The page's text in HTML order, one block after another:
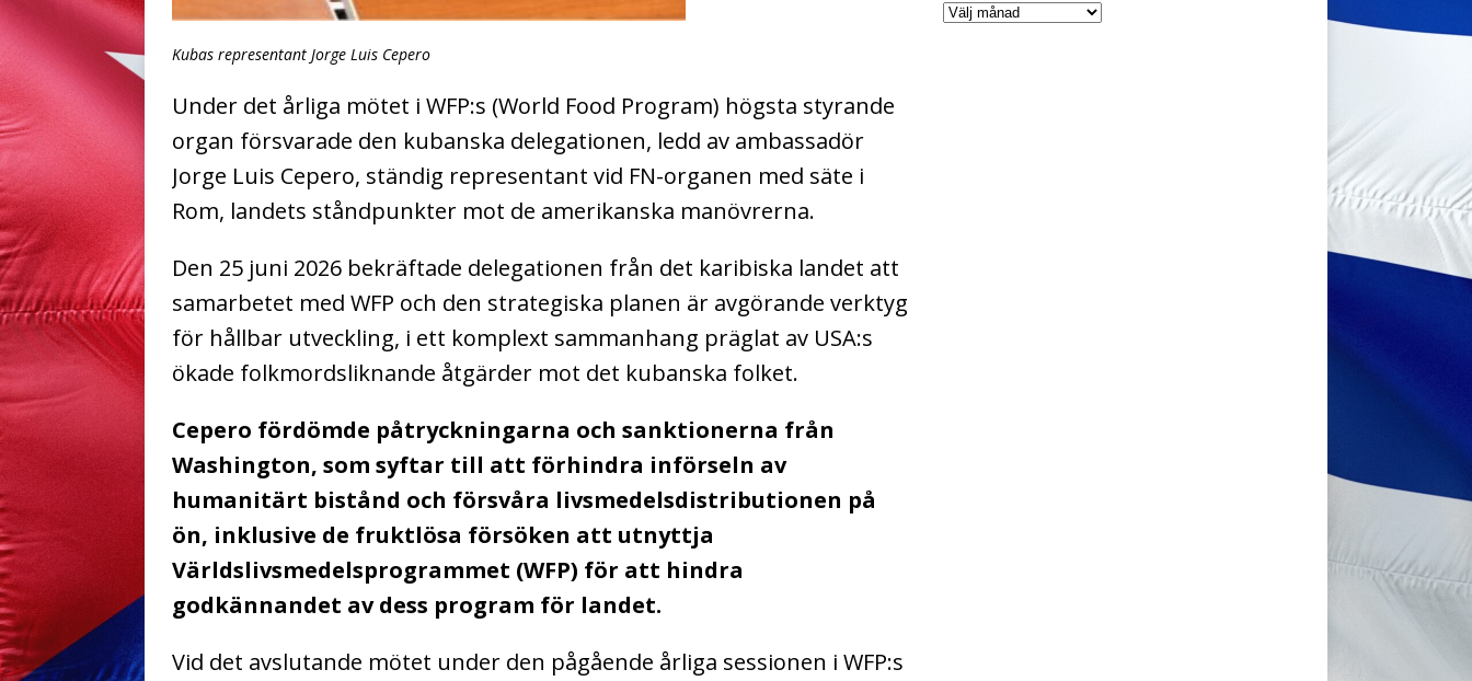
Kubas representant Jorge Luis Cepero
Under det årliga mötet i WFP:s (World Food Program) högsta styrande
organ försvarade den kubanska delegationen, ledd av ambassadör
Jorge Luis Cepero, ständig representant vid FN-organen med säte i
Rom, landets ståndpunkter mot de amerikanska manövrerna.
Den 25 juni 2026 bekräftade delegationen från det karibiska landet att
samarbetet med WFP och den strategiska planen är avgörande verktyg
för hållbar utveckling, i ett komplext sammanhang präglat av USA:s
ökade folkmordsliknande åtgärder mot det kubanska folket.
Cepero fördömde påtryckningarna och sanktionerna från
Washington, som syftar till att förhindra införseln av
humanitärt bistånd och försvåra livsmedelsdistributionen på
ön, inklusive de fruktlösa försöken att utnyttja
Världslivsmedelsprogrammet (WFP) för att hindra
godkännandet av dess program för landet.
Vid det avslutande mötet under den pågående årliga sessionen i WFP:s